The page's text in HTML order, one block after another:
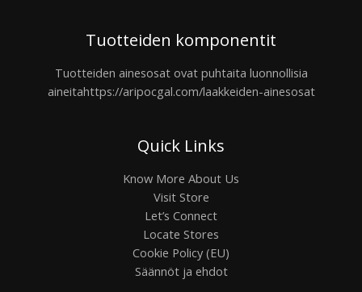
Tuotteiden komponentit
Tuotteiden ainesosat ovat puhtaita luonnollisia
aineitahttps://aripocgal.com/laakkeiden-ainesosat
Quick Links
Know More About Us
Visit Store
Let’s Connect
Locate Stores
Cookie Policy (EU)
Säännöt ja ehdot